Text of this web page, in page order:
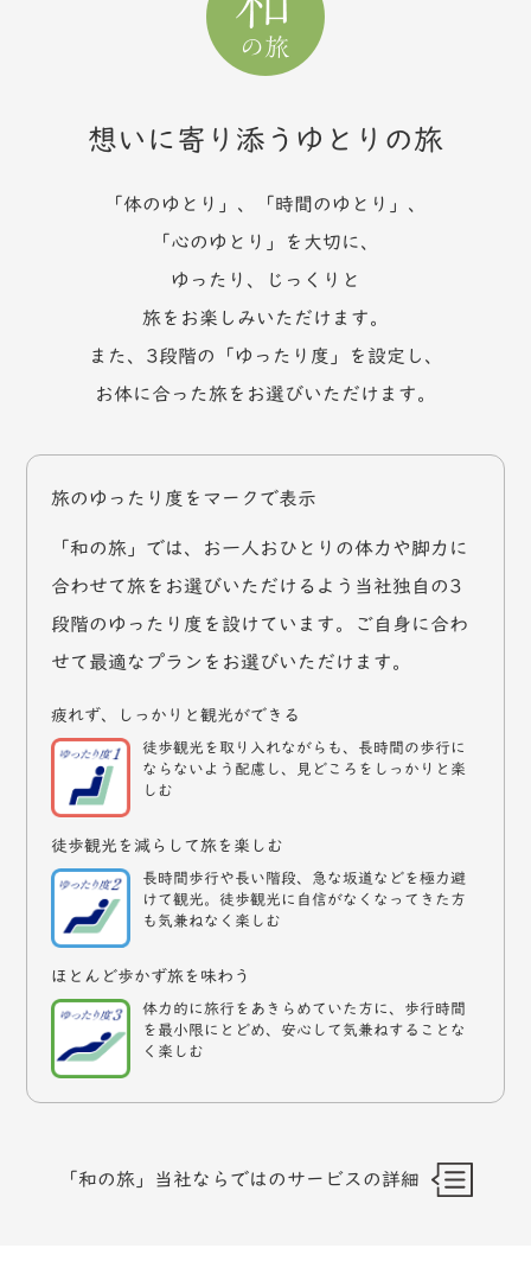
想いに寄り添うゆとりの旅
「体のゆとり」、「時間のゆとり」、
「心のゆとり」を大切に、
ゆったり、じっくりと
旅をお楽しみいただけます。
また、3段階の「ゆったり度」を設定し、
お体に合った旅をお選びいただけます。
旅のゆったり度をマークで表示
「和の旅」では、お一人おひとりの体力や脚力に
合わせて旅をお選びいただけるよう当社独自の3
段階のゆったり度を設けています。ご自身に合わ
せて最適なプランをお選びいただけます。
疲れず、しっかりと観光ができる
徒歩観光を取り入れながらも、長時間の歩行に
ならないよう配慮し、見どころをしっかりと楽
しむ
徒歩観光を減らして旅を楽しむ
長時間歩行や長い階段、急な坂道などを極力避
けて観光。徒歩観光に自信がなくなってきた方
も気兼ねなく楽しむ
ほとんど歩かず旅を味わう
体力的に旅行をあきらめていた方に、歩行時間
を最小限にとどめ、安心して気兼ねすることな
く楽しむ
「和の旅」当社ならではのサービスの詳細